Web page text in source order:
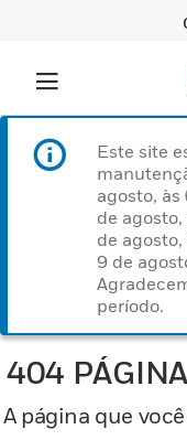
Este site
agosto,
de
de
9 de
período.
404
A página que